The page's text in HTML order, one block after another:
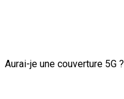
Aurai-je une couverture 5G ?